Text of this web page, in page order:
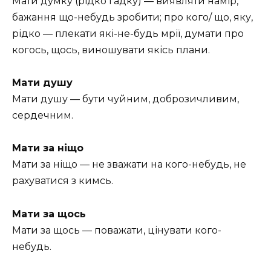
бажання що-небудь зробити; про кого/ що, яку,
рідко — плекати які-не-будь мрії, думати про
когось, щось, виношувати якісь плани.
Мати душу
Мати душу — бути чуйним, доброзичливим,
сердечним.
Мати за ніщо
Мати за ніщо — не зважати на кого-небудь, не
рахуватися з кимсь.
Мати за щось
Мати за щось — поважати, цінувати кого-
небудь.